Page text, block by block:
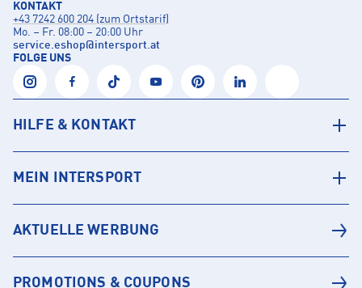
KONTAKT
+43 7242 600 204 (zum Ortstarif)
Mo. – Fr. 08:00 – 20:00 Uhr
service.eshop@intersport.at
FOLGE UNS
HILFE & KONTAKT
MEIN INTERSPORT
AKTUELLE WERBUNG
PROMOTIONS & COUPONS